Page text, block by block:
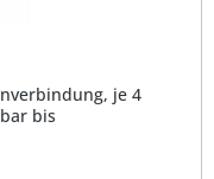
je 4
bis